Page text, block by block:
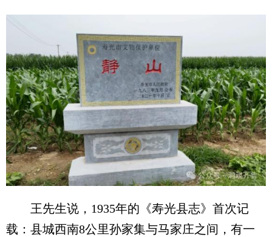
王先生说，1935年的《寿光县志》首次记
载：县城西南8公里孙家集与马家庄之间，有一